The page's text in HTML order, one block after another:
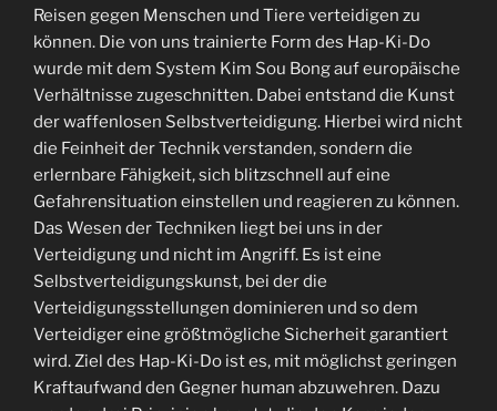
Reisen gegen Menschen und Tiere verteidigen zu
können. Die von uns trainierte Form des Hap-Ki-Do
wurde mit dem System Kim Sou Bong auf europäische
Verhältnisse zugeschnitten. Dabei entstand die Kunst
der waffenlosen Selbstverteidigung. Hierbei wird nicht
die Feinheit der Technik verstanden, sondern die
erlernbare Fähigkeit, sich blitzschnell auf eine
Gefahrensituation einstellen und reagieren zu können.
Das Wesen der Techniken liegt bei uns in der
Verteidigung und nicht im Angriff. Es ist eine
Selbstverteidigungskunst, bei der die
Verteidigungsstellungen dominieren und so dem
Verteidiger eine größtmögliche Sicherheit garantiert
wird. Ziel des Hap-Ki-Do ist es, mit möglichst geringen
Kraftaufwand den Gegner human abzuwehren. Dazu